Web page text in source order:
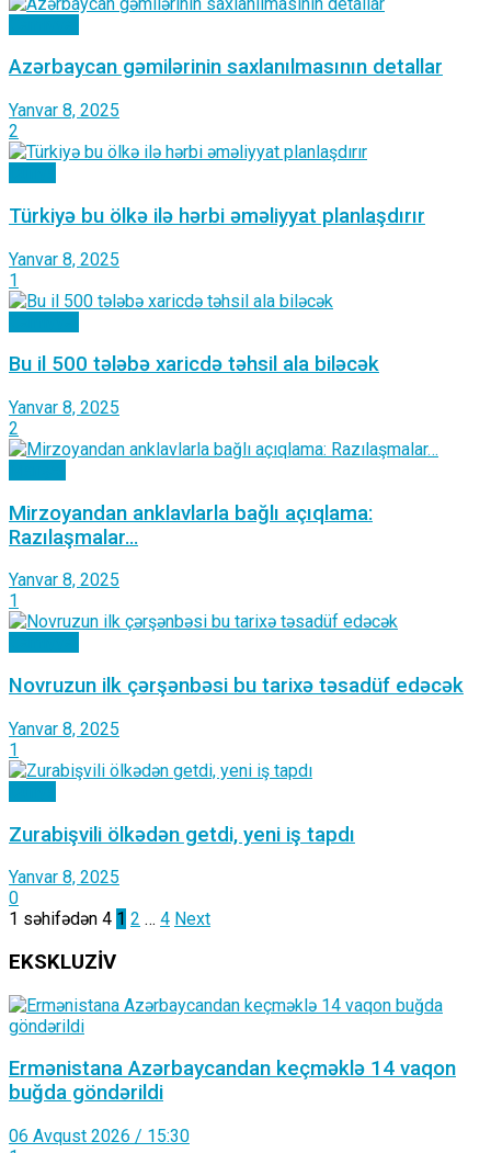
Azərbaycan gəmilərinin saxlanılmasının detallar
Yanvar 8, 2025
2
Türkiyə bu ölkə ilə hərbi əməliyyat planlaşdırır
Yanvar 8, 2025
1
Bu il 500 tələbə xaricdə təhsil ala biləcək
Yanvar 8, 2025
2
Mirzoyandan anklavlarla bağlı açıqlama:
Razılaşmalar…
Yanvar 8, 2025
1
Novruzun ilk çərşənbəsi bu tarixə təsadüf edəcək
Yanvar 8, 2025
1
Zurabişvili ölkədən getdi, yeni iş tapdı
Yanvar 8, 2025
0
1 səhifədən 4 1 2 … 4 Next
EKSKLUZİV
Ermənistana Azərbaycandan keçməklə 14 vaqon
buğda göndərildi
06 Avqust 2026 / 15:30